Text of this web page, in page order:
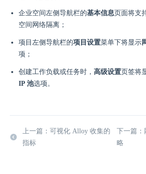
企业空间左侧导航栏的基本信息页面将支
空间网络隔离；
项目左侧导航栏的项目设置菜单下将显⽰
项；
创建工作负载或任务时， 高级设置页签将
IP 池选项。
上一篇：可视化 Alloy 收集的
指标
下一篇：
略